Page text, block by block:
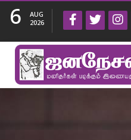
6
AUG
2026